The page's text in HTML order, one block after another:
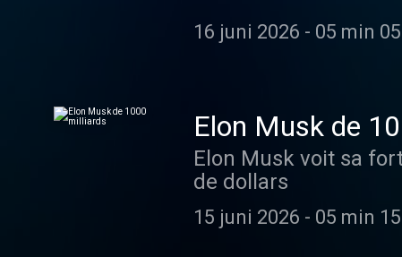
16 juni 2026 - 05 min
Elon Musk de
Elon Musk voit sa
de dollars
15 juni 2026 - 05 min